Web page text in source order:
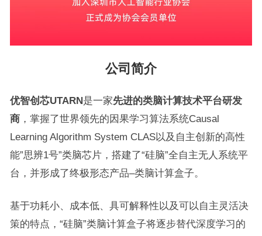
公司简介
优智创芯UTARN 是一家先进的类脑计算技术平台研发
商，掌握了世界领先的因果学习算法系统Causal
Learning Algorithm System CLAS以及自主创新的高性
能”思辨1号”类脑芯片，搭建了“硅脑”全自主无人系统平
台，并形成了终极形态产品–类脑计算盒子。
基于功耗小、成本低、具可解释性以及可以自主灵活决
策的特点，“硅脑”类脑计算盒子将逐步替代深度学习的